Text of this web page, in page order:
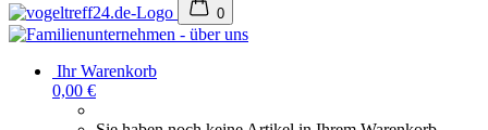
0
Ihr Warenkorb
0,00 €